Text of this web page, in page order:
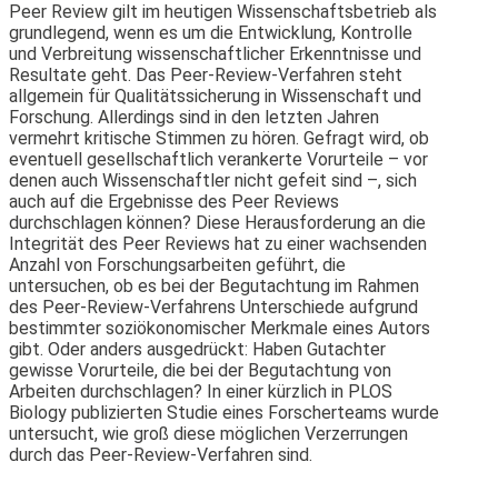
Peer Review gilt im heutigen Wissenschaftsbetrieb als
grundlegend, wenn es um die Entwicklung, Kontrolle
und Verbreitung wissenschaftlicher Erkenntnisse und
Resultate geht. Das Peer-Review-Verfahren steht
allgemein für Qualitätssicherung in Wissenschaft und
Forschung. Allerdings sind in den letzten Jahren
vermehrt kritische Stimmen zu hören. Gefragt wird, ob
eventuell gesellschaftlich verankerte Vorurteile – vor
denen auch Wissenschaftler nicht gefeit sind –, sich
auch auf die Ergebnisse des Peer Reviews
durchschlagen können? Diese Herausforderung an die
Integrität des Peer Reviews hat zu einer wachsenden
Anzahl von Forschungsarbeiten geführt, die
untersuchen, ob es bei der Begutachtung im Rahmen
des Peer-Review-Verfahrens Unterschiede aufgrund
bestimmter soziökonomischer Merkmale eines Autors
gibt. Oder anders ausgedrückt: Haben Gutachter
gewisse Vorurteile, die bei der Begutachtung von
Arbeiten durchschlagen? In einer kürzlich in PLOS
Biology publizierten Studie eines Forscherteams wurde
untersucht, wie groß diese möglichen Verzerrungen
durch das Peer-Review-Verfahren sind.